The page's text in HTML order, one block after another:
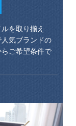
を取り揃え
気ブランドの
ご希望条件で